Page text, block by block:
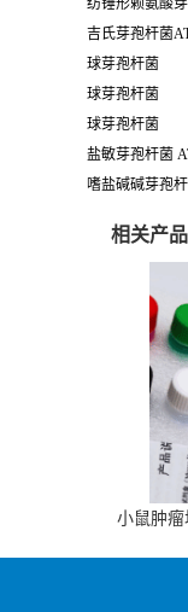
纺锤形赖氨酸
吉氏芽孢杆菌
球芽孢杆菌
球芽孢杆菌
球芽孢杆菌
盐敏芽孢杆菌
嗜盐碱碱芽孢
相关产品
小鼠肿瘤